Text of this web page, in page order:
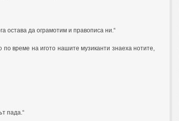
остава да ограмотим и правописа ни.“
по време на игото нашите музиканти знаеха нотите,
пада.“